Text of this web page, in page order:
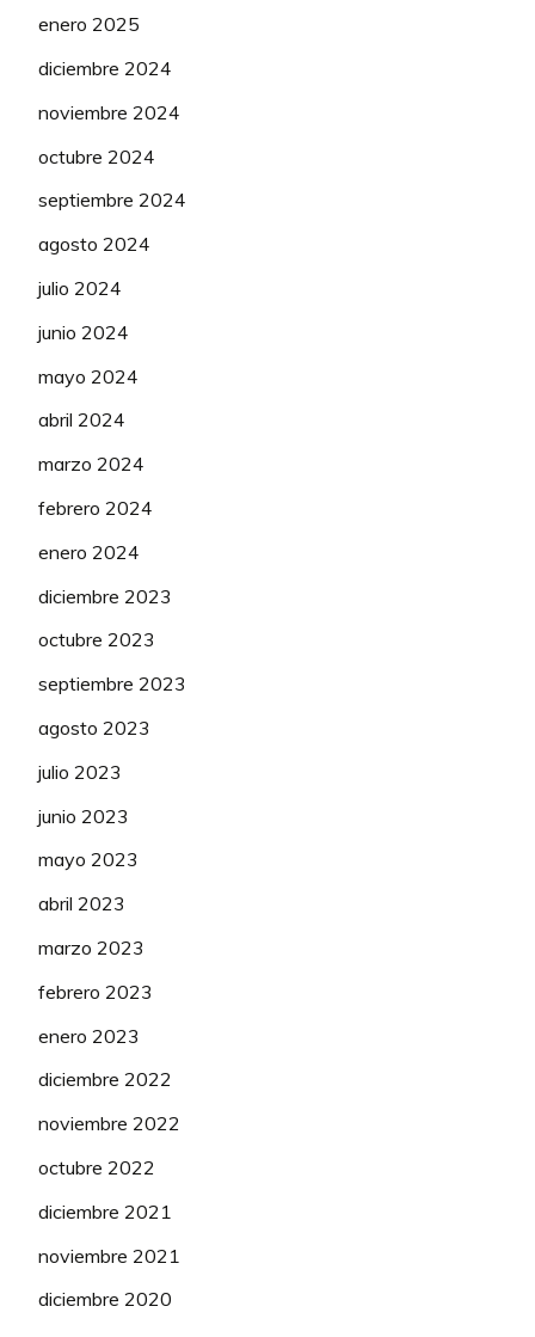
enero 2025
diciembre 2024
noviembre 2024
octubre 2024
septiembre 2024
agosto 2024
julio 2024
junio 2024
mayo 2024
abril 2024
marzo 2024
febrero 2024
enero 2024
diciembre 2023
octubre 2023
septiembre 2023
agosto 2023
julio 2023
junio 2023
mayo 2023
abril 2023
marzo 2023
febrero 2023
enero 2023
diciembre 2022
noviembre 2022
octubre 2022
diciembre 2021
noviembre 2021
diciembre 2020